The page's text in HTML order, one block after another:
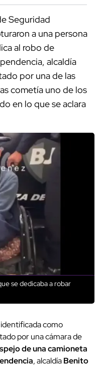
Seguridad
a una persona
al robo de
alcaldía
por una de las
cometía uno de los
en lo que se aclara
se dedicaba a robar
identificada como
por una cámara de
de una camioneta
, alcaldíaBenito